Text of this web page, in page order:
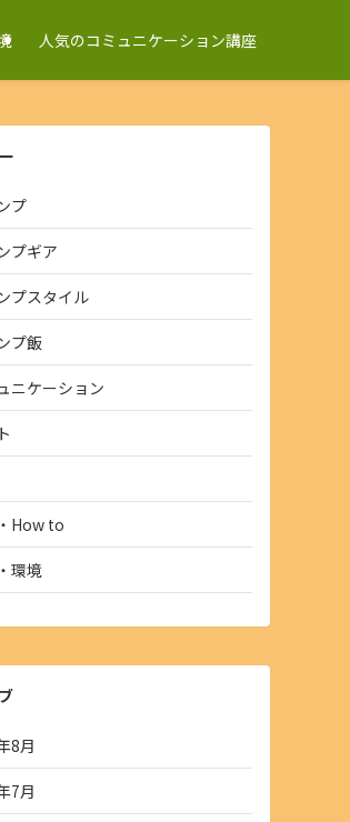
人気のコミュニケーション講座
プ
プギア
プスタイル
プ飯
ニケーション
How to
環境
8月
7月